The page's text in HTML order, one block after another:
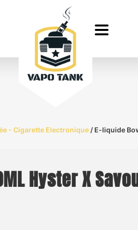
- Cigarette Electronique / E-liquide
Hyster X